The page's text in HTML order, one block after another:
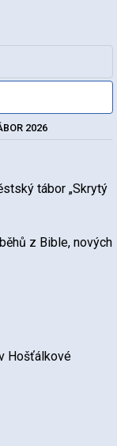
2026
tábor „Skrytý
z Bible, nových
Hošťálkové